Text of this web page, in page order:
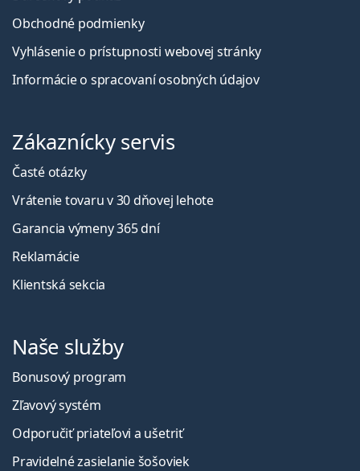
Obchodné podmienky
Vyhlásenie o prístupnosti webovej stránky
Informácie o spracovaní osobných údajov
Zákaznícky servis
Časté otázky
Vrátenie tovaru v 30 dňovej lehote
Garancia výmeny 365 dní
Reklamácie
Klientská sekcia
Naše služby
Bonusový program
Zľavový systém
Odporučiť priateľovi a ušetriť
Pravidelné zasielanie šošoviek